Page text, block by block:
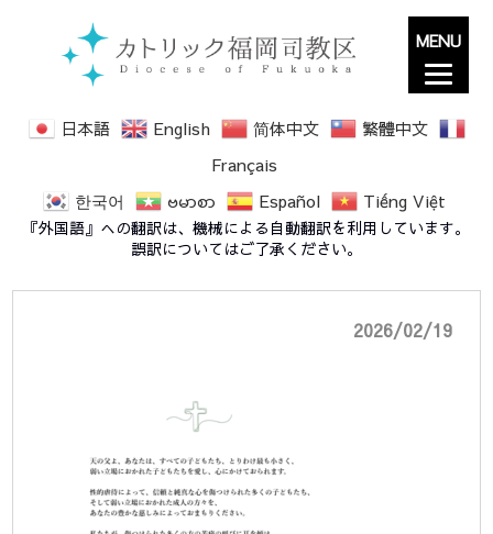
日本語 English 简体中文
繁體中文
Français
한국어
ဗမာစာ Español Tiếng Việt
『外国語』への翻訳は、機械による自動翻訳を利用しています。
誤訳についてはご了承ください。
20260306-prayer
2026/02/19
MENU